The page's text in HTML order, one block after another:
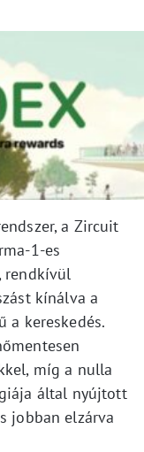
a Zircuit
1-es
rendkívül
kínálva a
a kereskedés.
míg a nulla
által nyújtott
jobban elzárva